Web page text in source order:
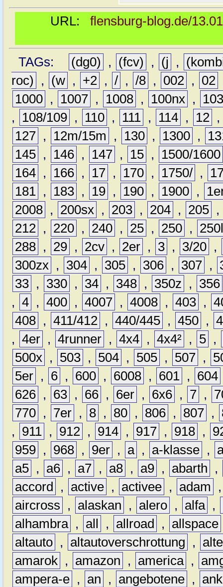
URL: flensburg-blog.de/
TAGs: (dg0) , (fcv) , (j ,
roc)
, (w , +2 , / , /8 , 002 , 02
1000 , 1007 , 1008 , 100nx ,
,
108/109 , 110 , 111 , 114 , 12
127 , 12m/15m , 130 , 1300 ,
145 , 146 , 147 , 15 ,
1500/1600
164 , 166 , 17 , 170 , 1750/ ,
181 , 183 , 19 , 190 , 1900 ,
2008 , 200sx , 203 , 204 , 205 ,
212 , 220 , 240 , 25 , 250 ,
288 , 29 , 2cv , 2er , 3 , 3/20 ,
300zx , 304 , 305 , 306 , 307 ,
33 , 330 , 34 , 348 , 350z ,
356
, 4 , 400 , 4007 , 4008 , 403 ,
408 , 411/412 , 440/445 , 450 ,
, 4er , 4runner , 4x4 , 4x4² , 5 ,
500x , 503 , 504 , 505 , 507 ,
5er , 6 , 600 , 6008 , 601 , 604
626 , 63 , 66 , 6er , 6x6 , 7 ,
770 , 7er , 8 , 80 , 806 , 807 ,
,
911 , 912 , 914 , 917 , 918 ,
959 , 968 , 9er , a , a-klasse ,
a5 , a6 , a7 , a8 , a9 , abarth
,
accord
, active , activee , adam
aircross
, alaskan , alero , alfa ,
alhambra , all , allroad , allspace
altauto , altautoverschrottung ,
amarok , amazon , america ,
ampera-e , an , angebotene ,